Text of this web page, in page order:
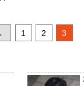
1 2 3